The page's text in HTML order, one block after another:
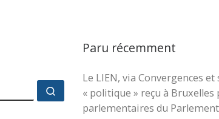
Rechercher …
Paru récemment
Le LIEN, via Convergences
« politique » reçu à Bruxelles
parlementaires du